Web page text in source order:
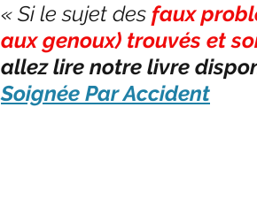
« Si le sujet des faux
aux genoux) trouvés et
allez lire notre livre
Soignée Par Accident